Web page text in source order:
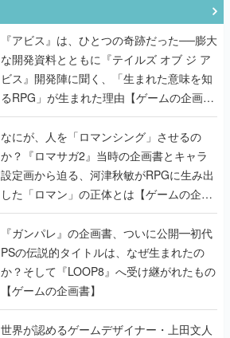
『アビス』は、ひとつの奇跡だった──膨大
な開発資料とともに『テイルズ オブ ジ ア
ビス』開発陣に聞く、「生まれた意味を知
るRPG」が生まれた理由【ゲームの企画
書】
なにが、人を「ロマンシング」させるの
か？『ロマサガ2』当時の企画書とキャラ
設定画から迫る、河津秋敏がRPGに生み出
した「ロマン」の正体とは【ゲームの企画
書】
『ガンパレ』の企画書、ついに公開━初代
PSの伝説的タイトルは、なぜ生まれたの
か？そして『LOOP8』へ受け継がれたもの
【ゲームの企画書】
世界が認めるゲームデザイナー・上田文人